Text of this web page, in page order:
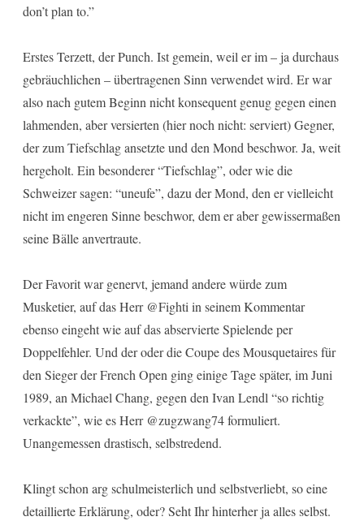
don’t plan to.”
Erstes Terzett, der Punch. Ist gemein, weil er im – ja durchaus
gebräuchlichen – übertragenen Sinn verwendet wird. Er war
also nach gutem Beginn nicht konsequent genug gegen einen
lahmenden, aber versierten (hier noch nicht: serviert) Gegner,
der zum Tiefschlag ansetzte und den Mond beschwor. Ja, weit
hergeholt. Ein besonderer “Tiefschlag”, oder wie die
Schweizer sagen: “uneufe”, dazu der Mond, den er vielleicht
nicht im engeren Sinne beschwor, dem er aber gewissermaßen
seine Bälle anvertraute.
Der Favorit war genervt, jemand andere würde zum
Musketier, auf das Herr @Fighti in seinem Kommentar
ebenso eingeht wie auf das abservierte Spielende per
Doppelfehler. Und der oder die Coupe des Mousquetaires für
den Sieger der French Open ging einige Tage später, im Juni
1989, an Michael Chang, gegen den Ivan Lendl “so richtig
verkackte”, wie es Herr @zugzwang74 formuliert.
Unangemessen drastisch, selbstredend.
Klingt schon arg schulmeisterlich und selbstverliebt, so eine
detaillierte Erklärung, oder? Seht Ihr hinterher ja alles selbst.